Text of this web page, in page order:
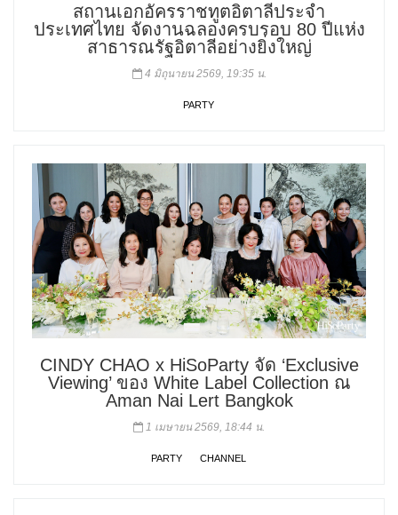
สถานเอกอัครราชทูตอิตาลีประจำ
ประเทศไทย จัดงานฉลองครบรอบ 80 ปีแห่ง
สาธารณรัฐอิตาลีอย่างยิ่งใหญ่
4 มิถุนายน 2569, 19:35 น.
PARTY
CINDY CHAO x HiSoParty จัด ‘Exclusive
Viewing’ ของ White Label Collection ณ
Aman Nai Lert Bangkok
1 เมษายน 2569, 18:44 น.
PARTY CHANNEL